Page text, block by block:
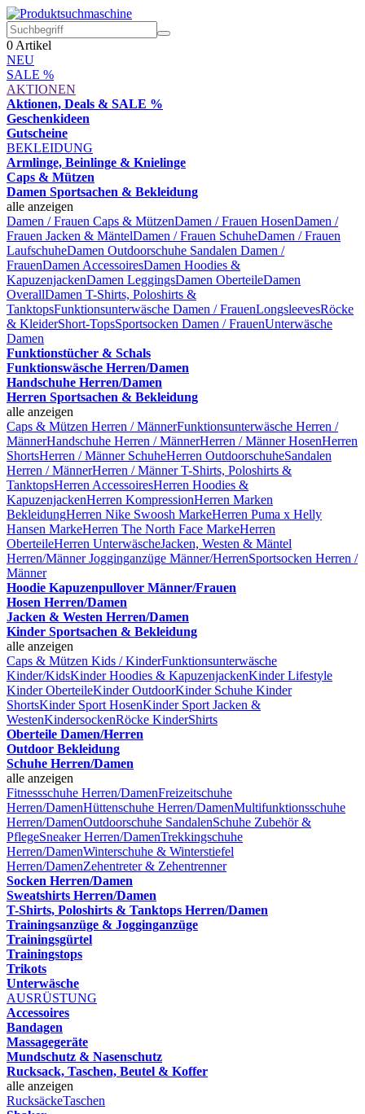
0 Artikel
NEU
SALE %
AKTIONEN
Aktionen, Deals & SALE %
Geschenkideen
Gutscheine
BEKLEIDUNG
Armlinge, Beinlinge & Knielinge
Caps & Mützen
Damen Sportsachen & Bekleidung
alle anzeigen
Damen / Frauen Caps & MützenDamen / Frauen HosenDamen /
Frauen Jacken & MäntelDamen / Frauen SchuheDamen / Frauen
LaufschuheDamen Outdoorschuhe Sandalen Damen /
FrauenDamen AccessoiresDamen Hoodies &
KapuzenjackenDamen LeggingsDamen OberteileDamen
OverallDamen T-Shirts, Poloshirts &
TanktopsFunktionsunterwäsche Damen / FrauenLongsleevesRöcke
& KleiderShort-TopsSportsocken Damen / FrauenUnterwäsche
Damen
Funktionstücher & Schals
Funktionswäsche Herren/Damen
Handschuhe Herren/Damen
Herren Sportsachen & Bekleidung
alle anzeigen
Caps & Mützen Herren / MännerFunktionsunterwäsche Herren /
MännerHandschuhe Herren / MännerHerren / Männer HosenHerren
ShortsHerren / Männer SchuheHerren OutdoorschuheSandalen
Herren / MännerHerren / Männer T-Shirts, Poloshirts &
TanktopsHerren AccessoiresHerren Hoodies &
KapuzenjackenHerren KompressionHerren Marken
BekleidungHerren Nike Swoosh MarkeHerren Puma x Helly
Hansen MarkeHerren The North Face MarkeHerren
OberteileHerren UnterwäscheJacken, Westen & Mäntel
Herren/MännerJogginganzüge Männer/HerrenSportsocken Herren /
Männer
Hoodie Kapuzenpullover Männer/Frauen
Hosen Herren/Damen
Jacken & Westen Herren/Damen
Kinder Sportsachen & Bekleidung
alle anzeigen
Caps & Mützen Kids / KinderFunktionsunterwäsche
Kinder/KidsKinder Hoodies & KapuzenjackenKinder Lifestyle
Kinder OberteileKinder OutdoorKinder Schuhe Kinder
ShortsKinder Sport HosenKinder Sport Jacken &
WestenKindersockenRöcke KinderShirts
Oberteile Damen/Herren
Outdoor Bekleidung
Schuhe Herren/Damen
alle anzeigen
Fitnessschuhe Herren/DamenFreizeitschuhe
Herren/DamenHüttenschuhe Herren/DamenMultifunktionsschuhe
Herren/DamenOutdoorschuhe SandalenSchuhe Zubehör &
PflegeSneaker Herren/DamenTrekkingschuhe
Herren/DamenWinterschuhe & Winterstiefel
Herren/DamenZehentreter & Zehentrenner
Socken Herren/Damen
Sweatshirts Herren/Damen
T-Shirts, Poloshirts & Tanktops Herren/Damen
Trainingsanzüge & Jogginganzüge
Trainingsgürtel
Trainingstops
Trikots
Unterwäsche
AUSRÜSTUNG
Accessoires
Bandagen
Massagegeräte
Mundschutz & Nasenschutz
Rucksack, Taschen, Beutel & Koffer
alle anzeigen
RucksäckeTaschen